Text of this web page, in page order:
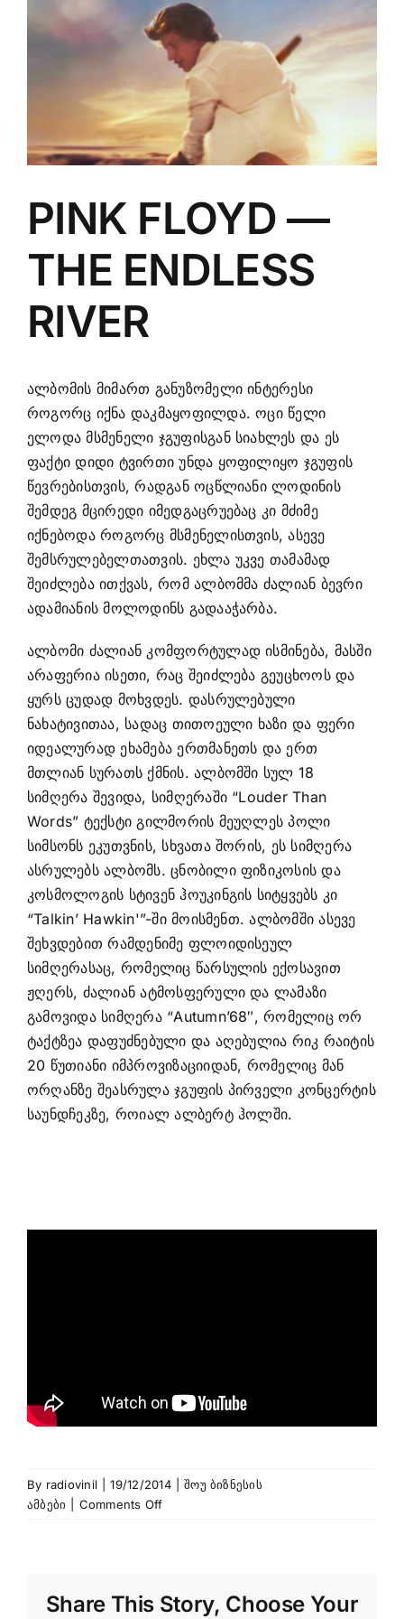
Image
PINK FLOYD —
THE ENDLESS
RIVER
ალბომის მიმართ განუზომელი ინტერესი
როგორც იქნა დაკმაყოფილდა. ოცი წელი
ელოდა მსმენელი ჯგუფისგან სიახლეს და ეს
ფაქტი დიდი ტვირთი უნდა ყოფილიყო ჯგუფის
წევრებისთვის, რადგან ოცწლიანი ლოდინის
შემდეგ მცირედი იმედგაცრუებაც კი მძიმე
იქნებოდა როგორც მსმენელისთვის, ასევე
შემსრულებელთათვის. ეხლა უკვე თამამად
შეიძლება ითქვას, რომ ალბომმა ძალიან ბევრი
ადამიანის მოლოდინს გადააჭარბა.
ალბომი ძალიან კომფორტულად ისმინება, მასში
არაფერია ისეთი, რაც შეიძლება გეუცხოოს და
ყურს ცუდად მოხვდეს. დასრულებული
ნახატივითაა, სადაც თითოეული ხაზი და ფერი
იდეალურად ეხამება ერთმანეთს და ერთ
მთლიან სურათს ქმნის. ალბომში სულ 18
სიმღერა შევიდა, სიმღერაში “Louder Than
Words” ტექსტი გილმორის მეუღლეს პოლი
სიმსონს ეკუთვნის, სხვათა შორის, ეს სიმღერა
ასრულებს ალბომს. ცნობილი ფიზიკოსის და
კოსმოლოგის სტივენ ჰოუკინგის სიტყვებს კი
“Talkin’ Hawkin'”-ში მოისმენთ. ალბომში ასევე
შეხვდებით რამდენიმე ფლოიდისეულ
სიმღერასაც, რომელიც წარსულის ექოსავით
ჟღერს, ძალიან ატმოსფერული და ლამაზი
გამოვიდა სიმღერა “Autumn’68″, რომელიც ორ
ტაქტზეა დაფუძნებული და აღებულია რიკ რაიტის
20 წუთიანი იმპროვიზაციიდან, რომელიც მან
ორღანზე შეასრულა ჯგუფის პირველი კონცერტის
საუნდჩეკზე, როიალ ალბერტ ჰოლში.
By radiovinil 19/12/2014
შოუ ბიზნესის
ამბები
Comments Offon
ENDLESS
Share This Story, Choose Your